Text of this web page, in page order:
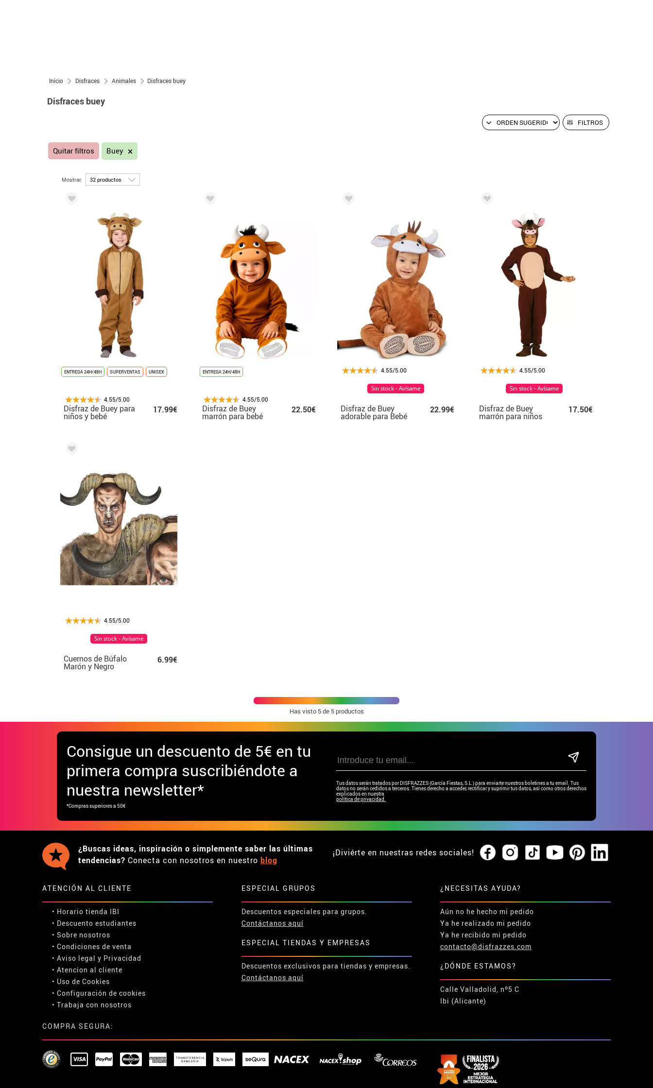
Inicio Disfraces Animales Disfraces buey
Disfraces buey
FILTROS
Quitar filtros Buey
Mostrar:
ENTREGA 24H/48H SUPERVENTAS UNISEX
4.55/5.00
Disfraz de Buey para
niños y bebé
17.99€
ENTREGA 24H/48H
4.55/5.00
Disfraz de Buey
marrón para bebé
22.50€
4.55/5.00
Disfraz de Buey
adorable para Bebé
22.99€
Sin stock - Avísame
4.55/5.00
Disfraz de Buey
marrón para niños
17.50€
Sin stock - Avísame
4.55/5.00
Cuernos de Búfalo
Marón y Negro
6.99€
Sin stock - Avísame
Has visto 5de 5 productos
Consigue un descuento de 5€ en tu
primera compra suscribiéndote a
nuestra newsletter*
*Compras superiores a 50€
Tus datos serán tratados por DISFRAZZES (García Fiestas, S.L.) para enviarte nuestros boletines a tu email. Tus
datos no serán cedidos a terceros. Tienes derecho a acceder, rectificar y suprimir tus datos, así como otros derechos
explicados en nuestra
política de privacidad.
¿Buscas ideas, inspiración o simplemente saber las últimas
tendencias? Conecta con nosotros en nuestro blog
¡Diviérte en nuestras redes sociales!
ATENCIÓN AL CLIENTE
• Horario tienda IBI
• Descuento estudiantes
• Sobre nosotros
• Condiciones de venta
• Aviso legal y Privacidad
• Atencion al cliente
• Uso de Cookies
• Configuración de cookies
• Trabaja con nosotros
ESPECIAL GRUPOS
Descuentos especiales para grupos.
Contáctanos aquí
ESPECIAL TIENDAS Y EMPRESAS
Descuentos exclusivos para tiendas y empresas.
Contáctanos aquí
¿NECESITAS AYUDA?
Aún no he hecho mi pedido
Ya he realizado mi pedido
Ya he recibido mi pedido
contacto@disfrazzes.com
¿DÓNDE ESTAMOS?
Calle Valladolid, nº5 C
Ibi (Alicante)
COMPRA SEGURA: